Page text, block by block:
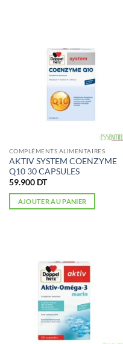
COMPLÉMENTS ALIMENTAIRES
AKTIV SYSTEM COENZYME
Q10 30 CAPSULES
59.900 DT
AJOUTER AU PANIER